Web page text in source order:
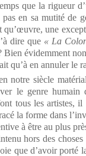
que la rigueur
en sa mutité de
qu’œuvre, une
dire que « La
Bien évidemment
qu’à en annuler le
notre siècle
le genre humain
tous les artistes, il
la forme dans
à être au plus
hors des
que d’avoir porté